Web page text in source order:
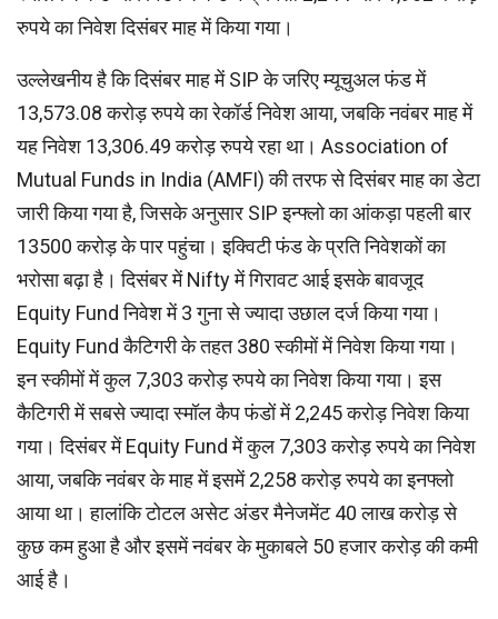
रुपये का निवेश दिसंबर माह में किया गया।
उल्‍लेखनीय है कि दिसंबर माह में SIP के जरिए म्‍यूचुअल फंड में
13,573.08 करोड़ रुपये का रेकॉर्ड निवेश आया, जबकि नवंबर माह में
यह निवेश 13,306.49 करोड़ रुपये रहा था। Association of
Mutual Funds in India (AMFI) की तरफ से दिसंबर माह का डेटा
जारी किया गया है, जिसके अनुसार SIP इन्फ्लो का आंकड़ा पहली बार
13500 करोड़ के पार पहुंचा। इक्विटी फंड के प्रति निवेशकों का
भरोसा बढ़ा है। दिसंबर में Nifty में गिरावट आई इसके बावजूद
Equity Fund निवेश में 3 गुना से ज्यादा उछाल दर्ज किया गया।
Equity Fund कैटिगरी के तहत 380 स्कीमों में निवेश किया गया।
इन स्कीमों में कुल 7,303 करोड़ रुपये का निवेश किया गया। इस
कैटिगरी में सबसे ज्यादा स्मॉल कैप फंडों में 2,245 करोड़ निवेश किया
गया। दिसंबर में Equity Fund में कुल 7,303 करोड़ रुपये का निवेश
आया, जबकि नवंबर के माह में इसमें 2,258 करोड़ रुपये का इनफ्लो
आया था। हालांकि टोटल असेट अंडर मैनेजमेंट 40 लाख करोड़ से
कुछ कम हुआ है और इसमें नवंबर के मुकाबले 50 हजार करोड़ की कमी
आई है।